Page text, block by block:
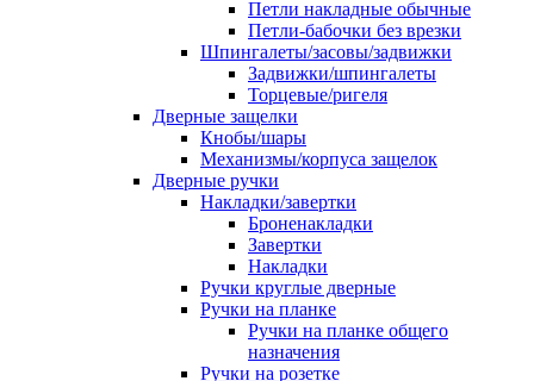
Петли накладные обычные
Петли-бабочки без врезки
Шпингалеты/засовы/задвижки
Задвижки/шпингалеты
Торцевые/ригеля
Дверные защелки
Кнобы/шары
Механизмы/корпуса защелок
Дверные ручки
Накладки/завертки
Броненакладки
Завертки
Накладки
Ручки круглые дверные
Ручки на планке
Ручки на планке общего
назначения
Ручки на розетке